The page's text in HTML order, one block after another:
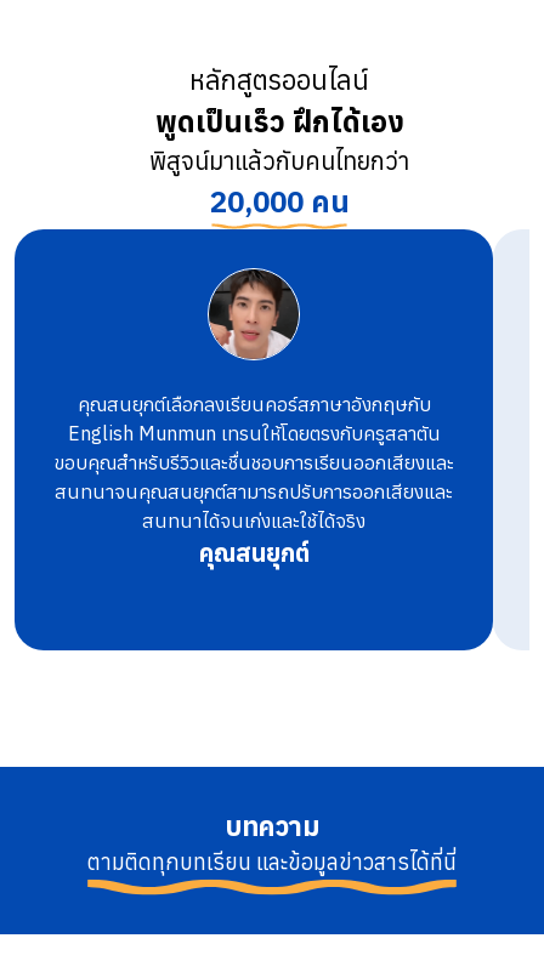
หลักสูตรออนไลน์
พูดเป็นเร็ว ฝึกได้เอง
พิสูจน์มาแล้วกับคนไทยกว่า
20,000 คน
คุณสนยุกต์เลือกลงเรียนคอร์สภาษาอังกฤษกับ
English Munmun เทรนให้โดยตรงกับครูสลาตัน
ขอบคุณสำหรับรีวิวและชื่นชอบการเรียนออกเสียงและ
สนทนาจนคุณสนยุกต์สามารถปรับการออกเสียงและ
สนทนาได้จนเก่งและใช้ได้จริง
คุณสนยุกต์
บทความ
ตามติดทุกบทเรียน และข้อมูลข่าวสารได้ที่นี่